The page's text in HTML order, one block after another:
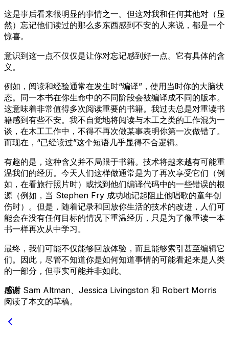
这是事后看来很明显的事情之一。但这对我和任何其他对（显
然）忘记他们读过的那么多东西感到不安的人来说，都是一个
惊喜。
意识到这一点不仅仅是让你对忘记感到好一点。它有具体的含
义。
例如，阅读和经验通常在发生时“编译”，使用当时你的大脑状
态。同一本书在你生命中的不同阶段会被编译成不同的版本。
这意味着非常值得多次阅读重要的书籍。我过去总是对重读书
籍感到有些不安。我不自觉地将阅读与木工之类的工作混为一
谈，在木工工作中，不得不再次做某事表明你第一次做错了。
而现在，“已经读过”这个短语几乎显得不合逻辑。
有趣的是，这种含义并不局限于书籍。技术将越来越有可能重
温我们的经历。今天人们这样做通常是为了再次享受它们（例
如，在看旅行照片时）或找到他们编译代码中的一些错误的根
源（例如，当 Stephen Fry 成功地记起阻止他唱歌的童年创
伤时）。但是，随着记录和回放你生活的技术的改进，人们可
能会在没有任何目标的情况下重温经历，只是为了像重读一本
书一样再次从中学习。
最终，我们可能不仅能够回放体验，而且能够索引甚至编辑它
们。因此，尽管不知道你是如何知道事情的可能看起来是人类
的一部分，但事实可能并非如此。
感谢 Sam Altman、Jessica Livingston 和 Robert Morris
阅读了本文的草稿。